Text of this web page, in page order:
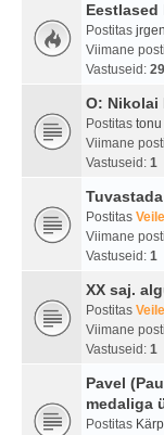
Postitas
Viimane
Vastuseid: 29
O: Nikolai
Postitas tonu
Viimane
Vastuseid: 1
Postitas
Viimane
Vastuseid: 1
XX saj.
Postitas
Viimane
Vastuseid: 1
Pavel
medaliga
Postitas Kärp